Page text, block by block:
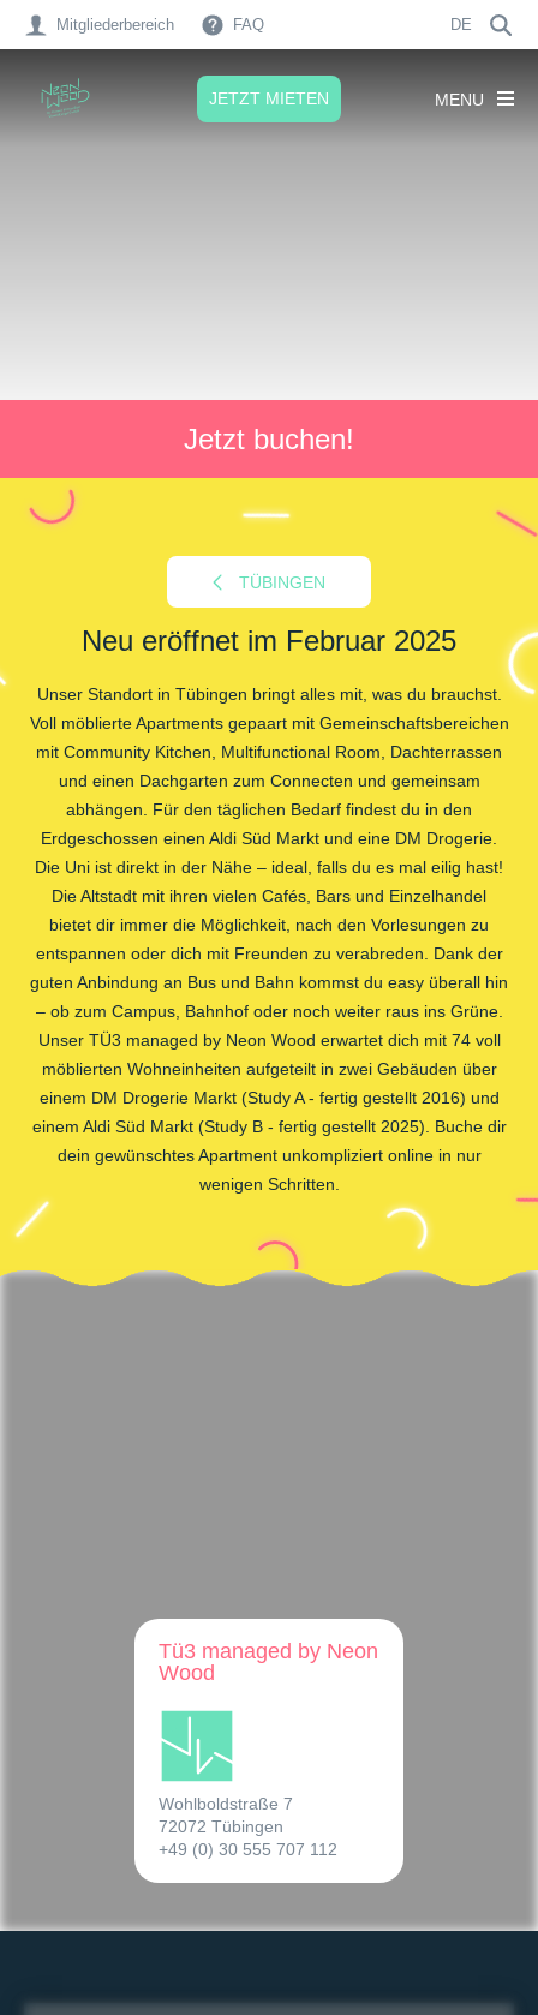
Mitgliederbereich FAQ DE
MENU
JETZT MIETEN
Jetzt buchen!
TÜBINGEN
Neu eröffnet im Februar 2025
Unser Standort in Tübingen bringt alles mit, was du brauchst.
Voll möblierte Apartments gepaart mit Gemeinschaftsbereichen
mit Community Kitchen, Multifunctional Room, Dachterrassen
und einen Dachgarten zum Connecten und gemeinsam
abhängen. Für den täglichen Bedarf findest du in den
Erdgeschossen einen Aldi Süd Markt und eine DM Drogerie.
Die Uni ist direkt in der Nähe – ideal, falls du es mal eilig hast!
Die Altstadt mit ihren vielen Cafés, Bars und Einzelhandel
bietet dir immer die Möglichkeit, nach den Vorlesungen zu
entspannen oder dich mit Freunden zu verabreden. Dank der
guten Anbindung an Bus und Bahn kommst du easy überall hin
– ob zum Campus, Bahnhof oder noch weiter raus ins Grüne.
Unser TÜ3 managed by Neon Wood erwartet dich mit 74 voll
möblierten Wohneinheiten aufgeteilt in zwei Gebäuden über
einem DM Drogerie Markt (Study A - fertig gestellt 2016) und
einem Aldi Süd Markt (Study B - fertig gestellt 2025). Buche dir
dein gewünschtes Apartment unkompliziert online in nur
wenigen Schritten.
Tü3 managed by Neon
Wood
Wohlboldstraße 7
72072 Tübingen
+49 (0) 30 555 707 112